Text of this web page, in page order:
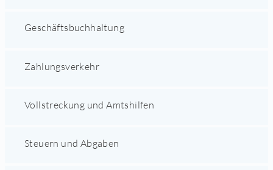
Geschäftsbuchhaltung
Zahlungsverkehr
Vollstreckung und Amtshilfen
Steuern und Abgaben